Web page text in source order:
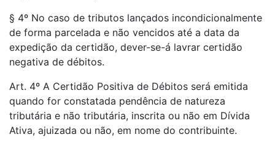
§ 4º No caso de tributos lançados incondicionalmente
de forma parcelada e não vencidos até a data da
expedição da certidão, dever-se-á lavrar certidão
negativa de débitos.
Art. 4º A Certidão Positiva de Débitos será emitida
quando for constatada pendência de natureza
tributária e não tributária, inscrita ou não em Dívida
Ativa, ajuizada ou não, em nome do contribuinte.